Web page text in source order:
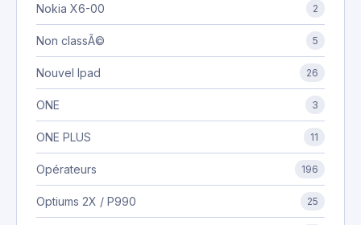
Nokia X6-00 2
Non classÃ© 5
Nouvel Ipad 26
ONE 3
ONE PLUS 11
Opérateurs 196
Optiums 2X / P990 25